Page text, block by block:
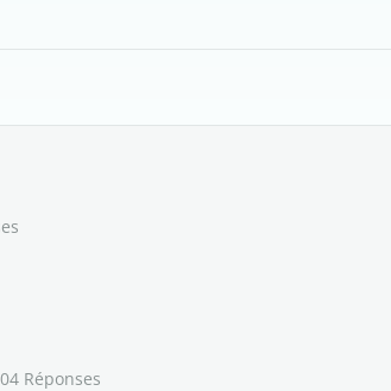
Réponses